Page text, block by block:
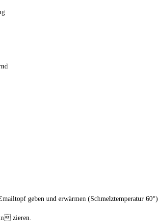
geben und erwärmen (Schmelztemperatur 60°).
zieren.